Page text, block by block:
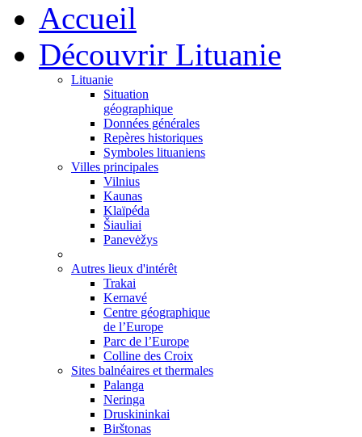
Accueil
Découvrir Lituanie
Lituanie
Situation
géographique
Données générales
Repères historiques
Symboles lituaniens
Villes principales
Vilnius
Kaunas
Klaïpéda
Šiauliai
Panevėžys
Autres lieux d'intérêt
Trakai
Kernavé
Centre géographique
de l’Europe
Parc de l’Europe
Colline des Croix
Sites balnéaires et thermales
Palanga
Neringa
Druskininkai
Birštonas